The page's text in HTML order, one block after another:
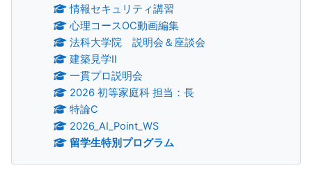
情報セキュリティ講習
心理コースOC動画編集
法科大学院 説明会＆座談会
建築見学Ⅱ
一貫プロ説明会
2026 初等家庭科 担当：長
特論C
2026_AI_Point_WS
留学生特別プログラム